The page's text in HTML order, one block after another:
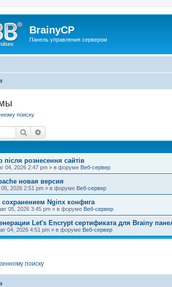
BrainyCP
Панель управления сервером
поиску
Поиск
після рознесення сайтів
04, 2026 2:47 pm » в форуме Веб-сервер
новая версия
05, 2026 2:51 pm » в форуме Веб-сервер
Nginx конфига
05, 2026 3:45 pm » в форуме Веб-сервер
Let's Encrypt сертификата для Brainy
04, 2026 4:51 pm » в форуме Веб-сервер
поиску